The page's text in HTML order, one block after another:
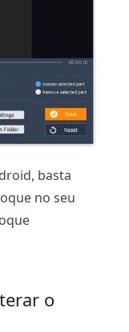
basta
no seu
o